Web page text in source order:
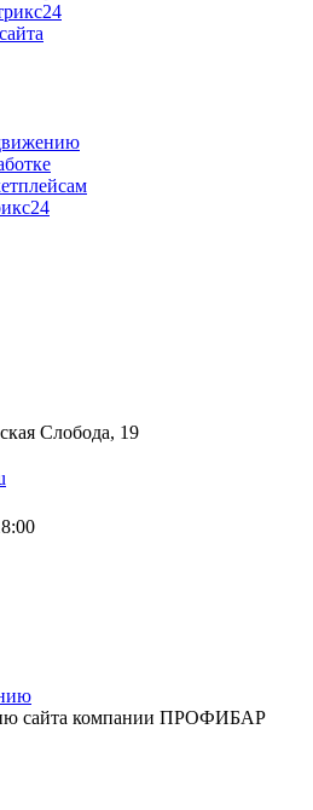
Слобода, 19
сайта компании ПРОФИБАР